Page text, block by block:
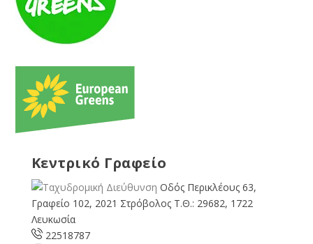
Κεντρικό Γραφείο
Οδός Περικλέους 63,
Γραφείο 102, 2021 Στρόβολος Τ.Θ.: 29682, 1722
Λευκωσία
22518787